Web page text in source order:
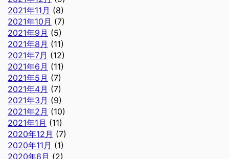
2021年11月 (8)
2021年10月 (7)
2021年9月 (5)
2021年8月 (11)
2021年7月 (12)
2021年6月 (11)
2021年5月 (7)
2021年4月 (7)
2021年3月 (9)
2021年2月 (10)
2021年1月 (11)
2020年12月 (7)
2020年11月 (1)
2020年6月 (2)